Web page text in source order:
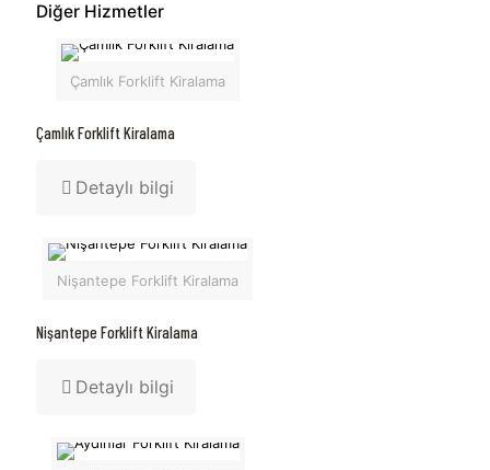
Diğer Hizmetler
Çamlık Forklift Kiralama
Çamlık Forklift Kiralama
Detaylı bilgi
Nişantepe Forklift Kiralama
Nişantepe Forklift Kiralama
Detaylı bilgi